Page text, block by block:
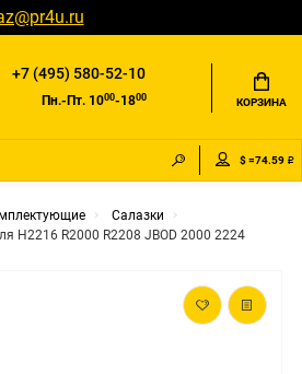
+7 (495) 580-52-10
Пн.-Пт. 1000-1800 КОРЗИНА
$ =74.59 ₽
Салазки
H2216 R2000 R2208 JBOD 2000 2224